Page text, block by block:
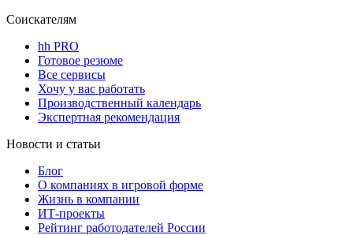
Соискателям
hh PRO
Готовое резюме
Все сервисы
Хочу у вас работать
Производственный календарь
Экспертная рекомендация
Новости и статьи
Блог
О компаниях в игровой форме
Жизнь в компании
ИТ-проекты
Рейтинг работодателей России